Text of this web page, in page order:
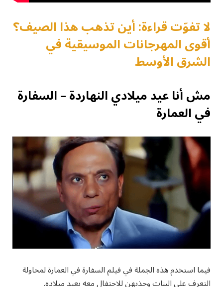
لا تفوّت قراءة: أين تذهب هذا الصيف؟
أقوى المهرجانات الموسيقية في
الشرق الأوسط
مش أنا عيد ميلادي النهاردة – السفارة
في العمارة
فيما استخدم هذه الجملة في فيلم السفارة في العمارة لمحاولة
التعرف على البنات وجذبهن للاحتفال معه بعيد ميلاده.